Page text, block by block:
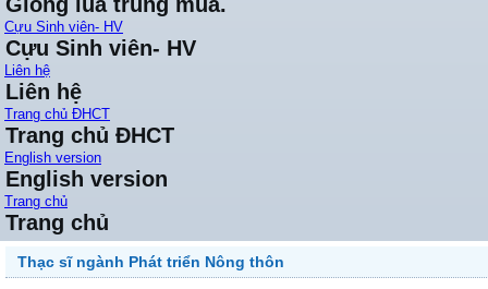
Cựu Sinh viên- HV
Cựu Sinh viên- HV
Liên hệ
Liên hệ
Trang chủ ĐHCT
Trang chủ ĐHCT
English version
English version
Trang chủ
Trang chủ
Thạc sĩ ngành Phát triển Nông thôn